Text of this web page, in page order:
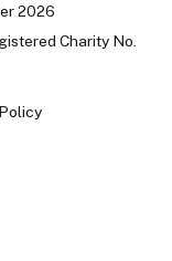
2026
Charity No.